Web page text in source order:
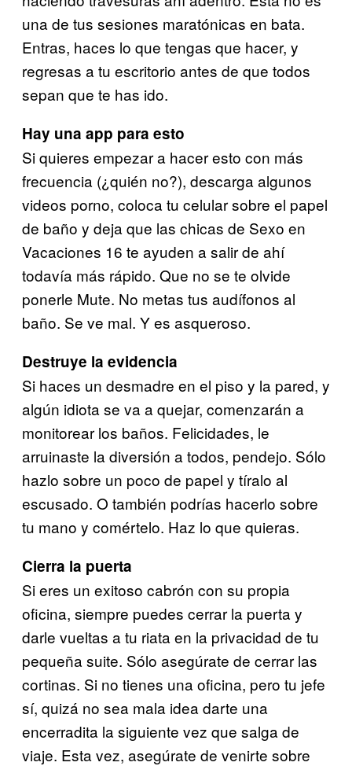
una de tus sesiones maratónicas en bata.
Entras, haces lo que tengas que hacer, y
regresas a tu escritorio antes de que todos
sepan que te has ido.
Hay una app para esto
Si quieres empezar a hacer esto con más
frecuencia (¿quién no?), descarga algunos
videos porno, coloca tu celular sobre el papel
de baño y deja que las chicas de Sexo en
Vacaciones 16 te ayuden a salir de ahí
todavía más rápido. Que no se te olvide
ponerle Mute. No metas tus audífonos al
baño. Se ve mal. Y es asqueroso.
Destruye la evidencia
Si haces un desmadre en el piso y la pared, y
algún idiota se va a quejar, comenzarán a
monitorear los baños. Felicidades, le
arruinaste la diversión a todos, pendejo. Sólo
hazlo sobre un poco de papel y tíralo al
escusado. O también podrías hacerlo sobre
tu mano y comértelo. Haz lo que quieras.
Cierra la puerta
Si eres un exitoso cabrón con su propia
oficina, siempre puedes cerrar la puerta y
darle vueltas a tu riata en la privacidad de tu
pequeña suite. Sólo asegúrate de cerrar las
cortinas. Si no tienes una oficina, pero tu jefe
sí, quizá no sea mala idea darte una
encerradita la siguiente vez que salga de
viaje. Esta vez, asegúrate de venirte sobre